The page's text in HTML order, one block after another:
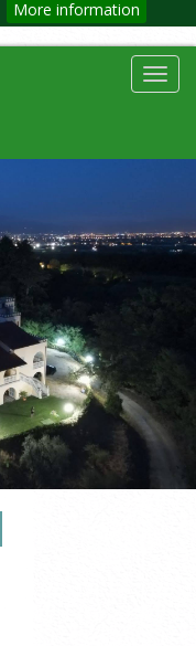
More information